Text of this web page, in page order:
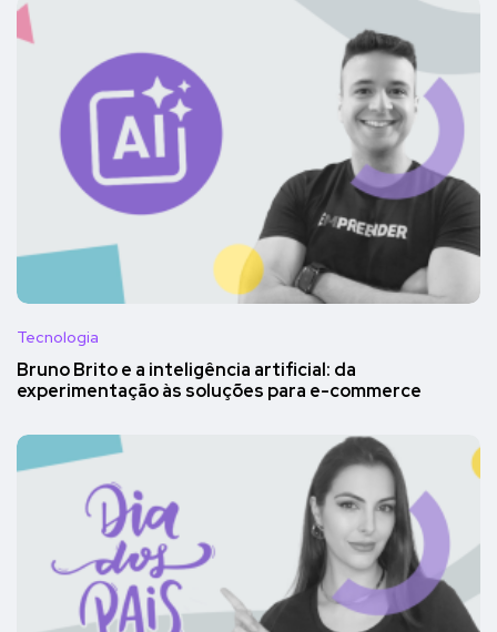
Tecnologia
Bruno Brito e a inteligência artificial: da
experimentação às soluções para e-commerce